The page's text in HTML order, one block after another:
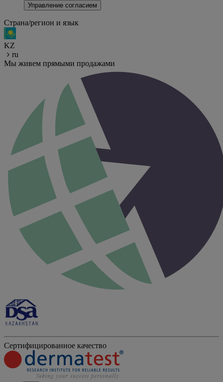
Управление согласием
Страна/регион и язык
KZ
ru
Мы живем прямыми продажами
Сертифицированное качество